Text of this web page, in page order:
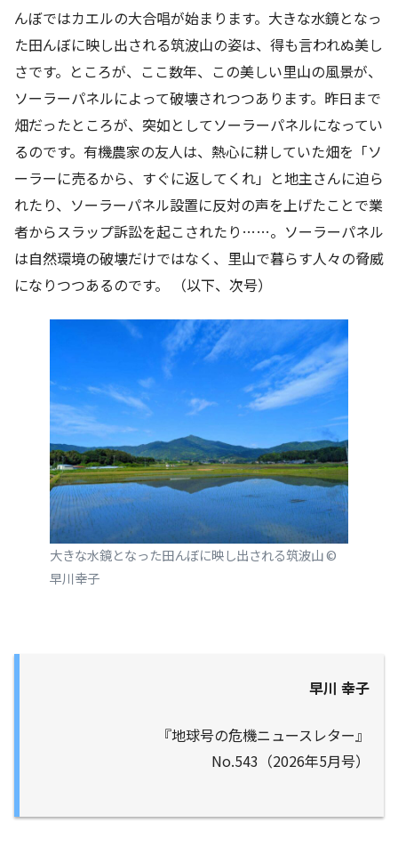
んぼではカエルの大合唱が始まります。大きな水鏡となっ
た田んぼに映し出される筑波山の姿は、得も言われぬ美し
さです。ところが、ここ数年、この美しい里山の風景が、
ソーラーパネルによって破壊されつつあります。昨日まで
畑だったところが、突如としてソーラーパネルになってい
るのです。有機農家の友人は、熱心に耕していた畑を「ソ
ーラーに売るから、すぐに返してくれ」と地主さんに迫ら
れたり、ソーラーパネル設置に反対の声を上げたことで業
者からスラップ訴訟を起こされたり……。ソーラーパネル
は自然環境の破壊だけではなく、里山で暮らす人々の脅威
になりつつあるのです。 （以下、次号）
大きな水鏡となった田んぼに映し出される筑波山 ©
早川幸子
早川 幸子
『地球号の危機ニュースレター』
No.543（2026年5月号）